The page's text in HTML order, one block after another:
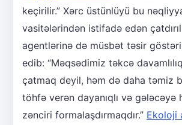
keçirilir.” Xərc üstünlüyü bu
vasitələrindən istifadə edən
agentlərinə də müsbət təsir
edib: “Məqsədimiz təkcə
çatmaq deyil, həm də daha təmiz
töhfə verən dayanıqlı və gələcəyə
zənciri formalaşdırmaqdır.” Ekoloji